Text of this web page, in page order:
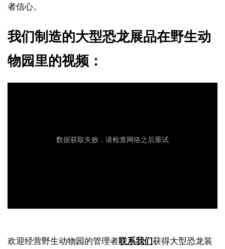
者信心。
我们制造的大型恐龙展品在野生动
物园里的视频：
欢迎经营野生动物园的管理者联系我们获得大型恐龙装